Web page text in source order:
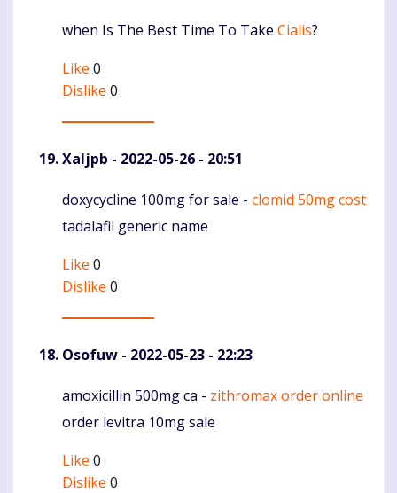
Komentaras
when Is The Best Time To Take Cialis?
Like 0
Dislike 0
Xaljpb - 2022-05-26 - 20:51
Komentaras
doxycycline 100mg for sale - clomid 50mg cost
tadalafil generic name
Like 0
Dislike 0
Osofuw - 2022-05-23 - 22:23
Komentaras
amoxicillin 500mg ca - zithromax order online
order levitra 10mg sale
Like 0
Dislike 0